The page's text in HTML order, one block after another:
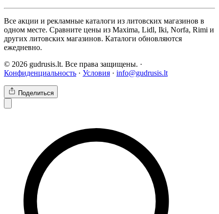
Все акции и рекламные каталоги из литовских магазинов в
одном месте. Сравните цены из Maxima, Lidl, Iki, Norfa, Rimi и
других литовских магазинов. Каталоги обновляются
ежедневно.
© 2026 gudrusis.lt. Все права защищены. ·
Конфиденциальность · Условия · info@gudrusis.lt
Поделиться